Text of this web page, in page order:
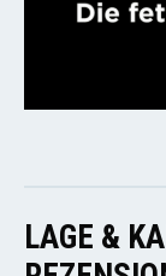
LAGE &